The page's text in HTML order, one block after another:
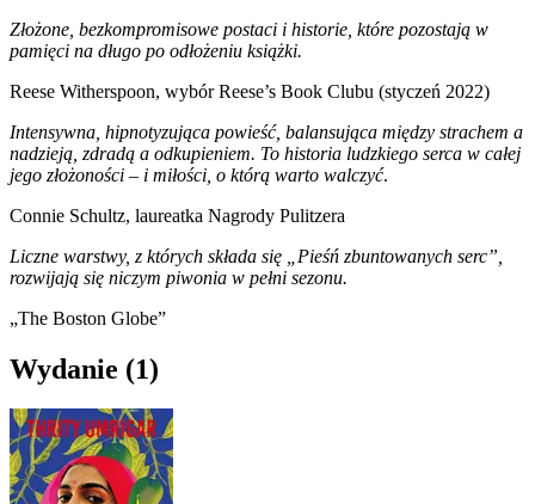
Złożone, bezkompromisowe postaci i historie, które pozostają w
pamięci na długo po odłożeniu książki.
Reese Witherspoon, wybór Reese’s Book Clubu (styczeń 2022)
Intensywna, hipnotyzująca powieść, balansująca między strachem a
nadzieją, zdradą a odkupieniem. To historia ludzkiego serca w całej
jego złożoności – i miłości, o którą warto walczyć.
Connie Schultz, laureatka Nagrody Pulitzera
Liczne warstwy, z których składa się „Pieśń zbuntowanych serc”,
rozwijają się niczym piwonia w pełni sezonu.
„The Boston Globe”
Wydanie (1)